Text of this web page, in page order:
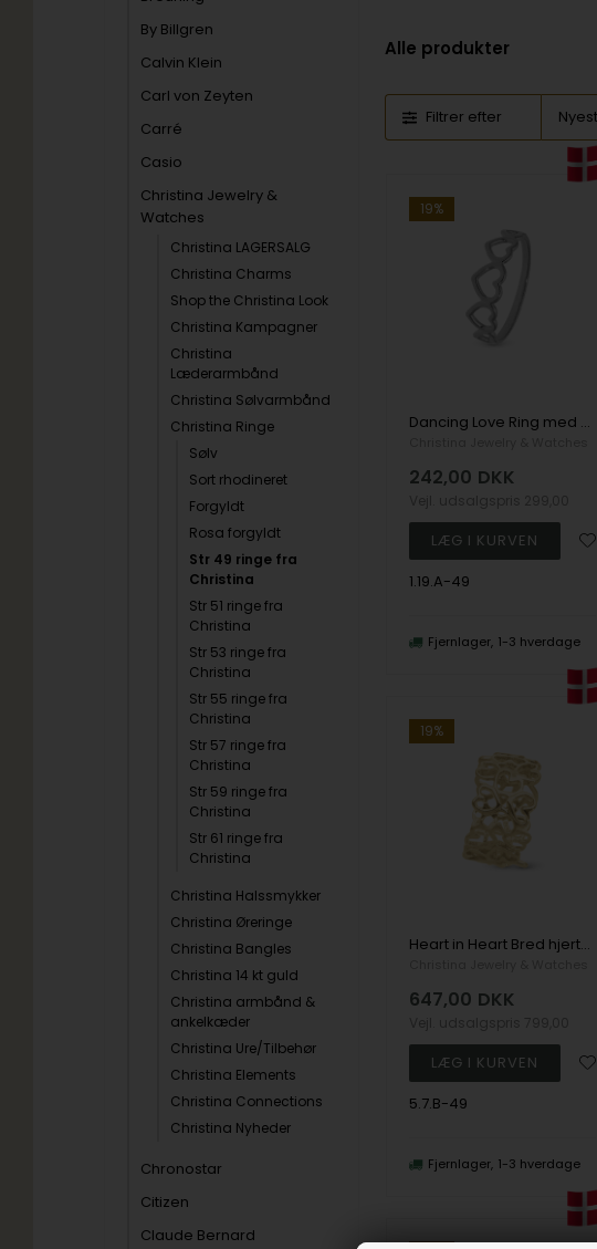
By Billgren
Calvin Klein
Carl von Zeyten
Carré
Casio
Christina Jewelry &
Watches
Christina LAGERSALG
Christina Charms
Shop the Christina Look
Christina Kampagner
Christina
Læderarmbånd
Christina Sølvarmbånd
Christina Ringe
Sølv
Sort rhodineret
Forgyldt
Rosa forgyldt
Str 49 ringe fra
Christina
Str 51 ringe fra
Christina
Str 53 ringe fra
Christina
Str 55 ringe fra
Christina
Str 57 ringe fra
Christina
Str 59 ringe fra
Christina
Str 61 ringe fra
Christina
Christina Halssmykker
Christina Øreringe
Christina Bangles
Christina 14 kt guld
Christina armbånd &
ankelkæder
Christina Ure/Tilbehør
Christina Elements
Christina Connections
Christina Nyheder
Chronostar
Citizen
Claude Bernard
Alle produkter
Filtrer efter
19%
Dancing Love Ring med hjerter i 925 sterling sølv str 49
242,00 DKK
1.19.A-49
Fjernlager 1-3 hverdage
19%
Heart in Heart Bred hjertering i 925 Forgyldt sølv str 49
647,00 DKK
5.7.B-49
Fjernlager 1-3 hverdage